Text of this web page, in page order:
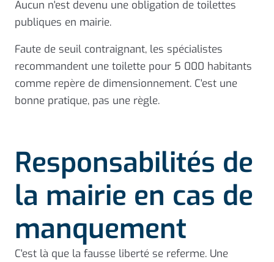
Aucun n'est devenu une obligation de toilettes
publiques en mairie.
Faute de seuil contraignant, les spécialistes
recommandent une toilette pour 5 000 habitants
comme repère de dimensionnement. C'est une
bonne pratique, pas une règle.
Responsabilités de
la mairie en cas de
manquement
C'est là que la fausse liberté se referme. Une